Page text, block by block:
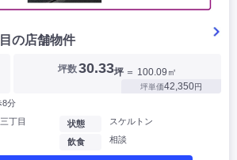
の店舗物件
坪数30.33坪 ＝ 100.09㎡
坪単価42,350円
8分
丁目 状態 スケルトン
飲食 相談